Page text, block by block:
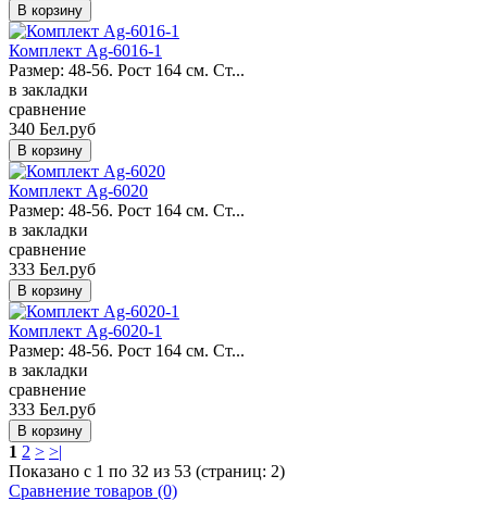
Комплект Ag-6016-1
Размер: 48-56. Рост 164 см. Ст...
в закладки
сравнение
340 Бел.руб
Комплект Ag-6020
Размер: 48-56. Рост 164 см. Ст...
в закладки
сравнение
333 Бел.руб
Комплект Ag-6020-1
Размер: 48-56. Рост 164 см. Ст...
в закладки
сравнение
333 Бел.руб
1 2 > >|
Показано с 1 по 32 из 53 (страниц: 2)
Сравнение товаров (0)